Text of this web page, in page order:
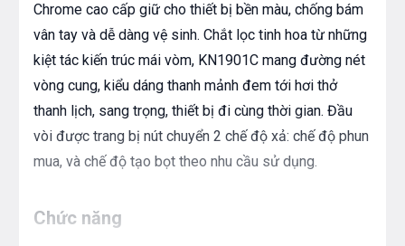
Chrome cao cấp giữ cho thiết bị bền màu, chống bám
vân tay và dễ dàng vệ sinh. Chắt lọc tinh hoa từ những
kiệt tác kiến trúc mái vòm, KN1901C mang đường nét
vòng cung, kiểu dáng thanh mảnh đem tới hơi thở
thanh lịch, sang trọng, thiết bị đi cùng thời gian. Đầu
vòi được trang bị nút chuyển 2 chế độ xả: chế độ phun
mua, và chế độ tạo bọt theo nhu cầu sử dụng.
Chức năng